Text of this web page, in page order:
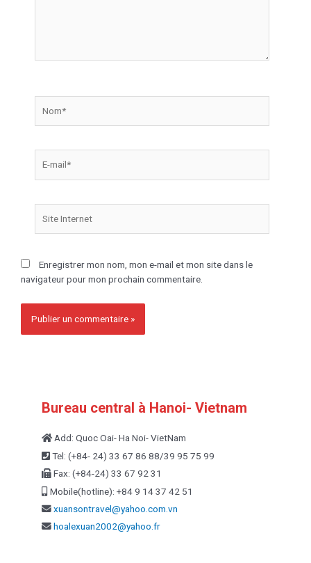
Enregistrer mon nom, mon e-mail et mon site dans le
navigateur pour mon prochain commentaire.
Bureau central à Hanoi- Vietnam
Add: Quoc Oai- Ha Noi- VietNam
Tel: (+84- 24) 33 67 86 88/39 95 75 99
Fax: (+84-24) 33 67 92 31
Mobile(hotline): +84 9 14 37 42 51
xuansontravel@yahoo.com.vn
hoalexuan2002@yahoo.fr